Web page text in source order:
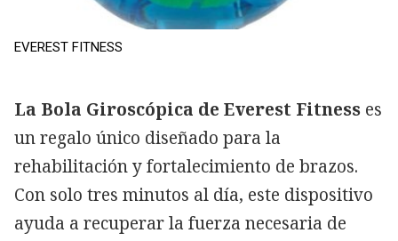
EVEREST FITNESS
La Bola Giroscópica de Everest Fitness es
un regalo único diseñado para la
rehabilitación y fortalecimiento de brazos.
Con solo tres minutos al día, este dispositivo
ayuda a recuperar la fuerza necesaria de